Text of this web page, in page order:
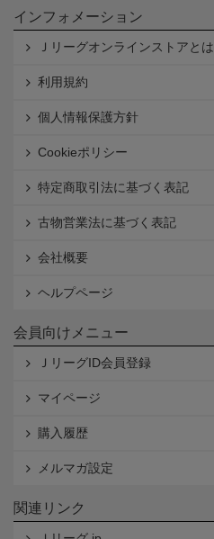
インフォメーション
Ｊリーグオンラインストアとは
利用規約
個人情報保護方針
Cookieポリシー
特定商取引法に基づく表記
古物営業法に基づく表記
会社概要
ヘルプページ
会員向けメニュー
ＪリーグID会員登録
マイページ
購入履歴
メルマガ設定
関連リンク